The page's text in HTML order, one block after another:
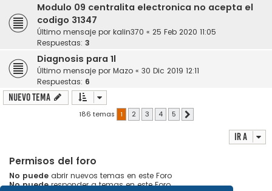
Modulo 09 centralita electronica no acepta el
codigo 31347
Último mensaje por kalin370 « 25 Feb 2020 11:05
Respuestas: 3
Diagnosis para 1l
Último mensaje por Mazo « 30 Dic 2019 12:11
Respuestas: 6
Nuevo Tema
186 temas 1 2 3 4 5
Ir a
Permisos del foro
No puede abrir nuevos temas en este Foro
No puederesponder a temas en este Foro